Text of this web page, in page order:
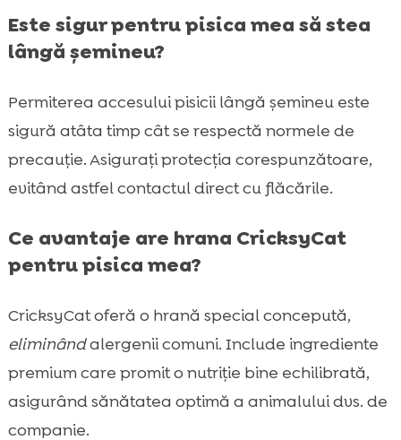
Este sigur pentru pisica mea să stea
lângă șemineu?
Permiterea accesului pisicii lângă șemineu este
sigură atâta timp cât se respectă normele de
precauție. Asigurați protecția corespunzătoare,
evitând astfel contactul direct cu flăcările.
Ce avantaje are hrana CricksyCat
pentru pisica mea?
CricksyCat oferă o hrană special concepută,
eliminândalergenii comuni. Include ingrediente
premium care promit o nutriție bine echilibrată,
asigurând sănătatea optimă a animalului dvs. de
companie.